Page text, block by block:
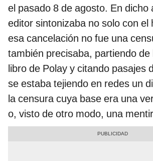
el pasado 8 de agosto. En dicho
editor sintonizaba no solo con el
esa cancelación no fue una
también precisaba, partiendo de
libro de Polay y citando pasajes
se estaba tejiendo en redes un
la censura cuya base era una
o, visto de otro modo, una